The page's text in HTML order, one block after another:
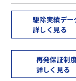
駆除実績デー
詳しく見る
再発保証制
詳しく見る